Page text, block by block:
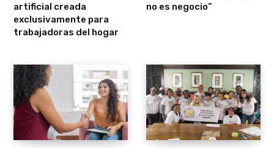
artificial creada
exclusivamente para
trabajadoras del hogar
no es negocio”